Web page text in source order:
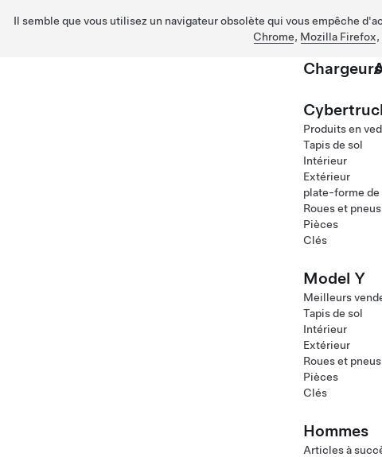
Il semble que vous utilisez un navigateur obsolète qui vous empêche
Chrome, Mozilla Firefox,
Chargeurs
Produits en
Tapis de sol
Intérieur
Extérieur
plate-forme de
Roues et pneus
Pièces
Clés
Model Y
Meilleurs
Tapis de sol
Intérieur
Extérieur
Roues et pneus
Pièces
Clés
Hommes
Articles à